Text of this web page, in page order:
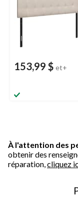
153,99 $ et+
À l'attention des
obtenir des
réparation, cliquez